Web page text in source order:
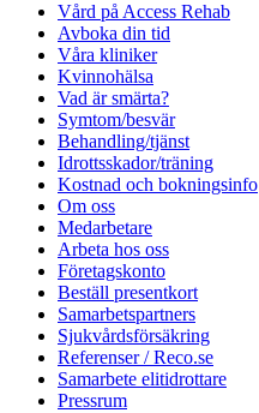
Vård på Access Rehab
Avboka din tid
Våra kliniker
Kvinnohälsa
Vad är smärta?
Symtom/besvär
Behandling/tjänst
Idrottsskador/träning
Kostnad och bokningsinfo
Om oss
Medarbetare
Arbeta hos oss
Företagskonto
Beställ presentkort
Samarbetspartners
Sjukvårdsförsäkring
Referenser / Reco.se
Samarbete elitidrottare
Pressrum